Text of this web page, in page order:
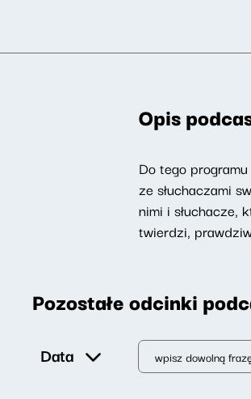
Opis
Do tego
ze słuchaczami
nimi i słuchacze,
twierdzi,
Pozostałe odcinki
Data